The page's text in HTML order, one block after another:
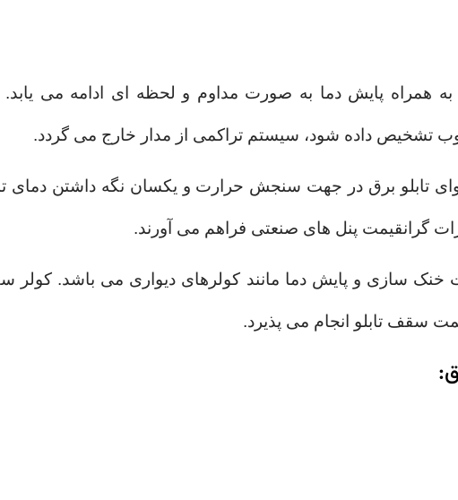
همراه پایش دما به صورت مداوم و لحظه ای ادامه می
تشخیص داده شود، سیستم تراکمی از مدار خارج می گردد.
تابلو برق در جهت سنجش حرارت و یکسان نگه داشتن دمای
گرانقیمت پنل های صنعتی فراهم می آورند.
سازی و پایش دما مانند کولرهای دیواری می باشد. کولر
سقف تابلو انجام می پذیرد.